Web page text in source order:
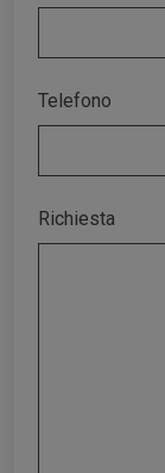
Telefono
Richiesta